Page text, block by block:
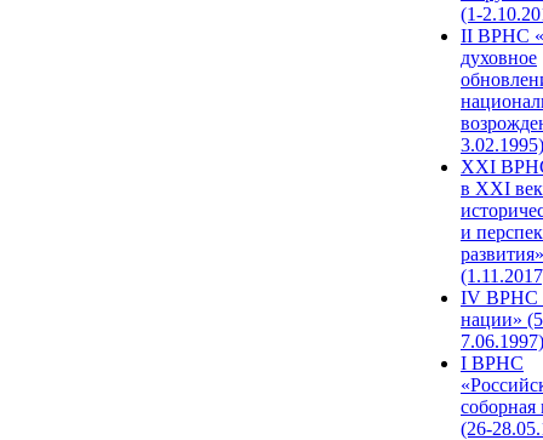
(1-
II ВРНС
духовное
3.02.1995)
XХI
в XXI
и
развития»
IV ВРНС
нации»
7.06.1997)
I ВРНС
(26-